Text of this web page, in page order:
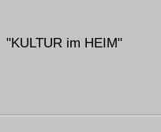
"KULTUR im HEIM"